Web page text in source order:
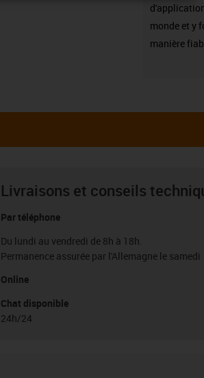
monde et y
manière
Livraisons et conseils
Par téléphone
Du lundi au vendredi de 8h à 18h.
Permanence assurée par l'Allemagne le samedi
Online
Chat disponible
24h/24